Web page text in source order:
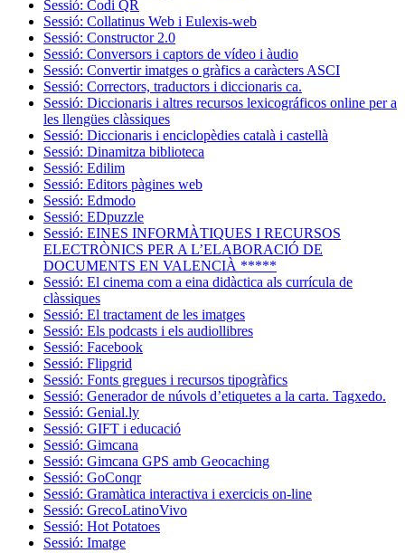
Sessió: Codi QR
Sessió: Collatinus Web i Eulexis-web
Sessió: Constructor 2.0
Sessió: Conversors i captors de vídeo i àudio
Sessió: Convertir imatges o gràfics a caràcters ASCI
Sessió: Correctors, traductors i diccionaris ca.
Sessió: Diccionaris i altres recursos lexicográficos online per a
les llengües clàssiques
Sessió: Diccionaris i enciclopèdies català i castellà
Sessió: Dinamitza biblioteca
Sessió: Edilim
Sessió: Editors pàgines web
Sessió: Edmodo
Sessió: EDpuzzle
Sessió: EINES INFORMÀTIQUES I RECURSOS
ELECTRÒNICS PER A L’ELABORACIÓ DE
DOCUMENTS EN VALENCIÀ *****
Sessió: El cinema com a eina didàctica als currícula de
clàssiques
Sessió: El tractament de les imatges
Sessió: Els podcasts i els audiollibres
Sessió: Facebook
Sessió: Flipgrid
Sessió: Fonts gregues i recursos tipogràfics
Sessió: Generador de núvols d’etiquetes a la carta. Tagxedo.
Sessió: Genial.ly
Sessió: GIFT i educació
Sessió: Gimcana
Sessió: Gimcana GPS amb Geocaching
Sessió: GoConqr
Sessió: Gramàtica interactiva i exercicis on-line
Sessió: GrecoLatinoVivo
Sessió: Hot Potatoes
Sessió: Imatge